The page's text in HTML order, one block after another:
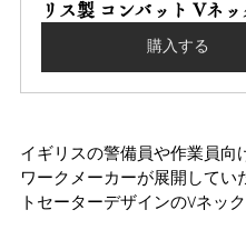
リス製 コンバット Vネッ
購入する
イギリスの警備員や作業員向
ワークメーカーが展開してい
トセーターデザインのVネック